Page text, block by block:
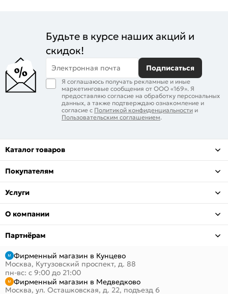
Будьте в курсе наших акций и
скидок!
Электронная почта Подписаться
Я соглашаюсь получать рекламные и иные
маркетинговые сообщения от ООО «169». Я
предоставляю согласие на обработку персональных
данных, а также подтверждаю ознакомление и
согласие с Политикой конфиденциальности и
Пользовательским соглашением.
Каталог товаров
Покупателям
Услуги
О компании
Партнёрам
Фирменный магазин в Кунцево
Москва, Кутузовский проспект, д. 88
пн-вс: с 9:00 до 21:00
Фирменный магазин в Медведково
Москва, ул. Осташковская, д. 22, подъезд 6